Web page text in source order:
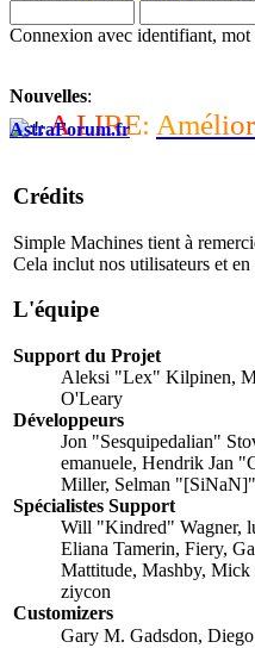
Connexion avec identifiant, mot
Nouvelles:
A LIRE: Amélior
AstraForum.fr
Crédits
Simple Machines tient à
Cela inclut nos utilisateurs et
L'équipe
Support du Projet
Aleksi "Lex" Kilpinen,
O'Leary
Développeurs
Jon "Sesquipedalian"
emanuele, Hendrik Jan
Miller, Selman
Spécialistes Support
Will "Kindred" Wagner,
Eliana Tamerin, Fiery,
Mattitude, Mashby,
ziycon
Customizers
Gary M. Gadsdon,